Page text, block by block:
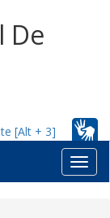
De
[Alt + 3]